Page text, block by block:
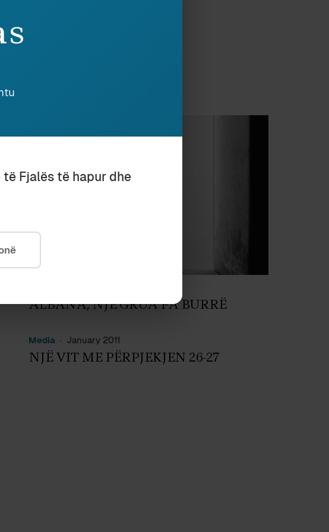
ALBANA, NJË GRUA PA BURRË
Media January 2011
NJË VIT ME PËRPJEKJEN 26-27
Fjalës të hapur dhe